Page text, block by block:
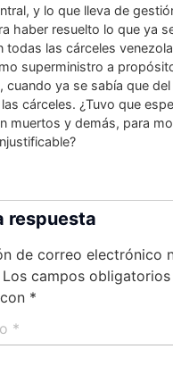
y lo que lleva de
haber resuelto lo que ya
todas las cárceles
superministro a
cuando ya se sabía que
cárceles. ¿Tuvo que
muertos y demás, para
respuesta
de correo electrónico
Los campos
*
*